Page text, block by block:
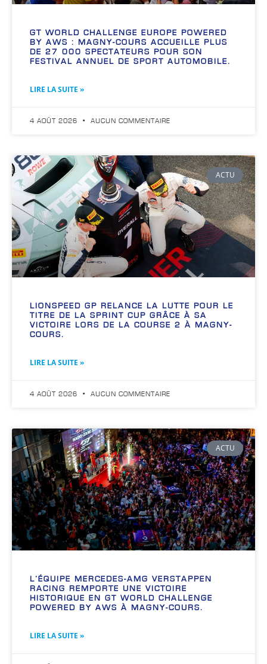
GT WORLD CHALLENGE EUROPE POWERED
BY AWS : MAGNY-COURS ACCUEILLE PLUS
DE 27 000 SPECTATEURS POUR SON
FESTIVAL ANNUEL DE SPORT AUTOMOBILE.
LIRE LA SUITE »
4 AOÛT 2026 AUCUN COMMENTAIRE
ACTU
LIONSPEED GP RELANCE LA LUTTE POUR LE
TITRE DE LA SPRINT CUP GRÂCE À SA
VICTOIRE LORS DE LA COURSE 2 À MAGNY-
COURS.
LIRE LA SUITE »
4 AOÛT 2026 AUCUN COMMENTAIRE
ACTU
L’ÉQUIPE MERCEDES-AMG VERSTAPPEN
RACING REMPORTE UNE VICTOIRE
HISTORIQUE EN GT WORLD CHALLENGE
POWERED BY AWS À MAGNY-COURS.
LIRE LA SUITE »